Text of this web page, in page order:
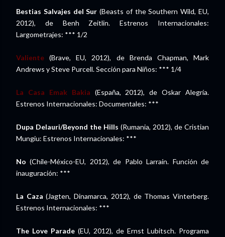
Bestias Salvajes del Sur (Beasts of the Southern Wild, EU,
2012), de Benh Zeitlin. Estrenos Internacionales:
Largometrajes: *** 1/2
Valiente (Brave, EU, 2012), de Brenda Chapman, Mark
Andrews y Steve Purcell. Sección para Niños: *** 1/4
La Casa Emak Bakia (España, 2012), de Oskar Alegría.
Estrenos Internacionales: Documentales: ***
Dupa Delauri/Beyond the Hills (Rumania, 2012), de Cristian
Mungiu: Estrenos Internacionales: ***
No (Chile-México-EU, 2012), de Pablo Larraín. Función de
inauguración: ***
La Caza (Jagten, Dinamarca, 2012), de Thomas Vinterberg.
Estrenos Internacionales: ***
The Love Parade (EU, 2012), de Ernst Lubitsch. Programa